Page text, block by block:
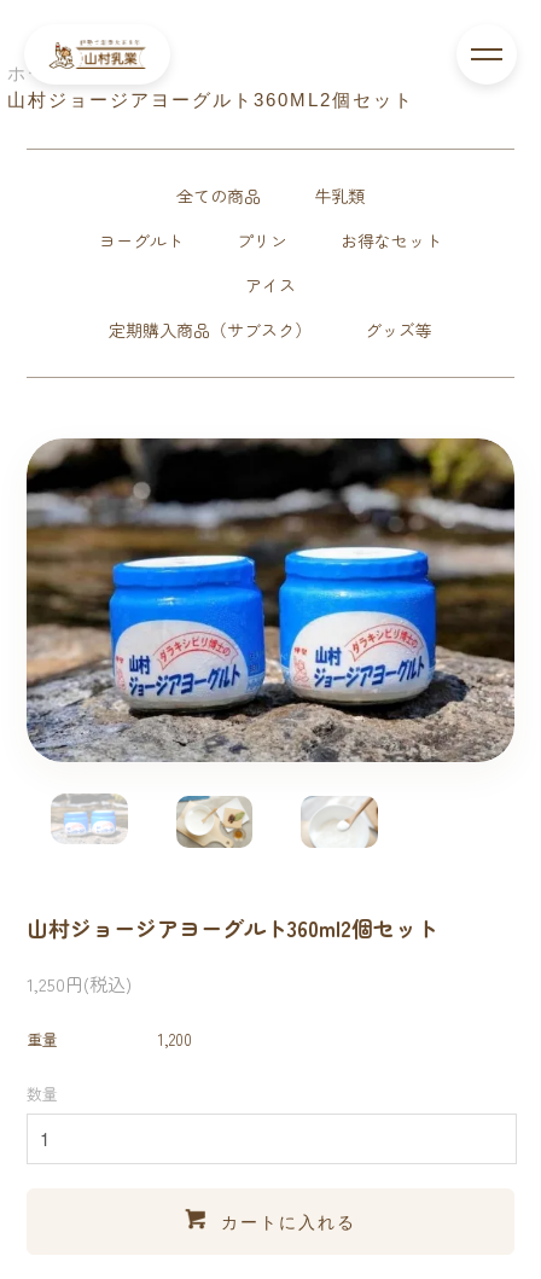
ホーム
>
山村ジョージアヨーグルト360ML2個セット
全ての商品
牛乳類
ヨーグルト
プリン
お得なセット
アイス
定期購入商品（サブスク）
グッズ等
山村ジョージアヨーグルト360ml2個セット
1,250円(税込)
重量 1,200
数量
カートに入れる